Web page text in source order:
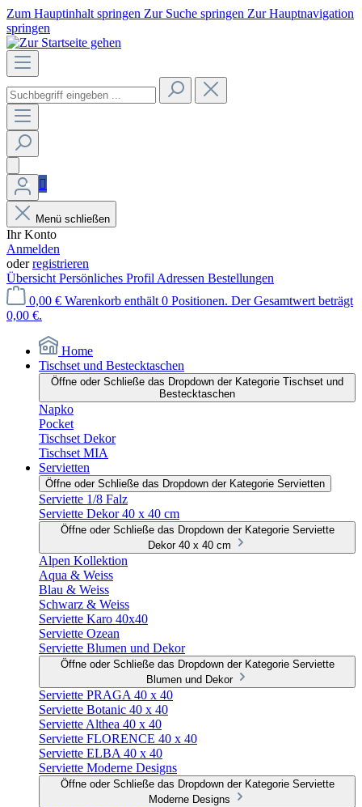
Zum Hauptinhalt springen Zur Suche springen Zur Hauptnavigation
springen
Menü schließen
Ihr Konto
Anmelden
oderregistrieren
Übersicht Persönliches Profil Adressen Bestellungen
0,00 € Warenkorb enthält 0 Positionen. Der Gesamtwert beträgt
0,00 €.
Home
Tischset und Bestecktaschen
Öffne oder Schließe das Dropdown der Kategorie Tischset und
Bestecktaschen
Napko
Pocket
Tischset Dekor
Tischset MIA
Servietten
Öffne oder Schließe das Dropdown der Kategorie Servietten
Serviette 1/8 Falz
Serviette Dekor 40 x 40 cm
Öffne oder Schließe das Dropdown der Kategorie Serviette
Dekor 40 x 40 cm
Alpen Kollektion
Aqua & Weiss
Blau & Weiss
Schwarz & Weiss
Serviette Karo 40x40
Serviette Ozean
Serviette Blumen und Dekor
Öffne oder Schließe das Dropdown der Kategorie Serviette
Blumen und Dekor
Serviette PRAGA 40 x 40
Serviette Botanic 40 x 40
Serviette Althea 40 x 40
Serviette FLORENCE 40 x 40
Serviette ELBA 40 x 40
Serviette Moderne Designs
Öffne oder Schließe das Dropdown der Kategorie Serviette
Moderne Designs